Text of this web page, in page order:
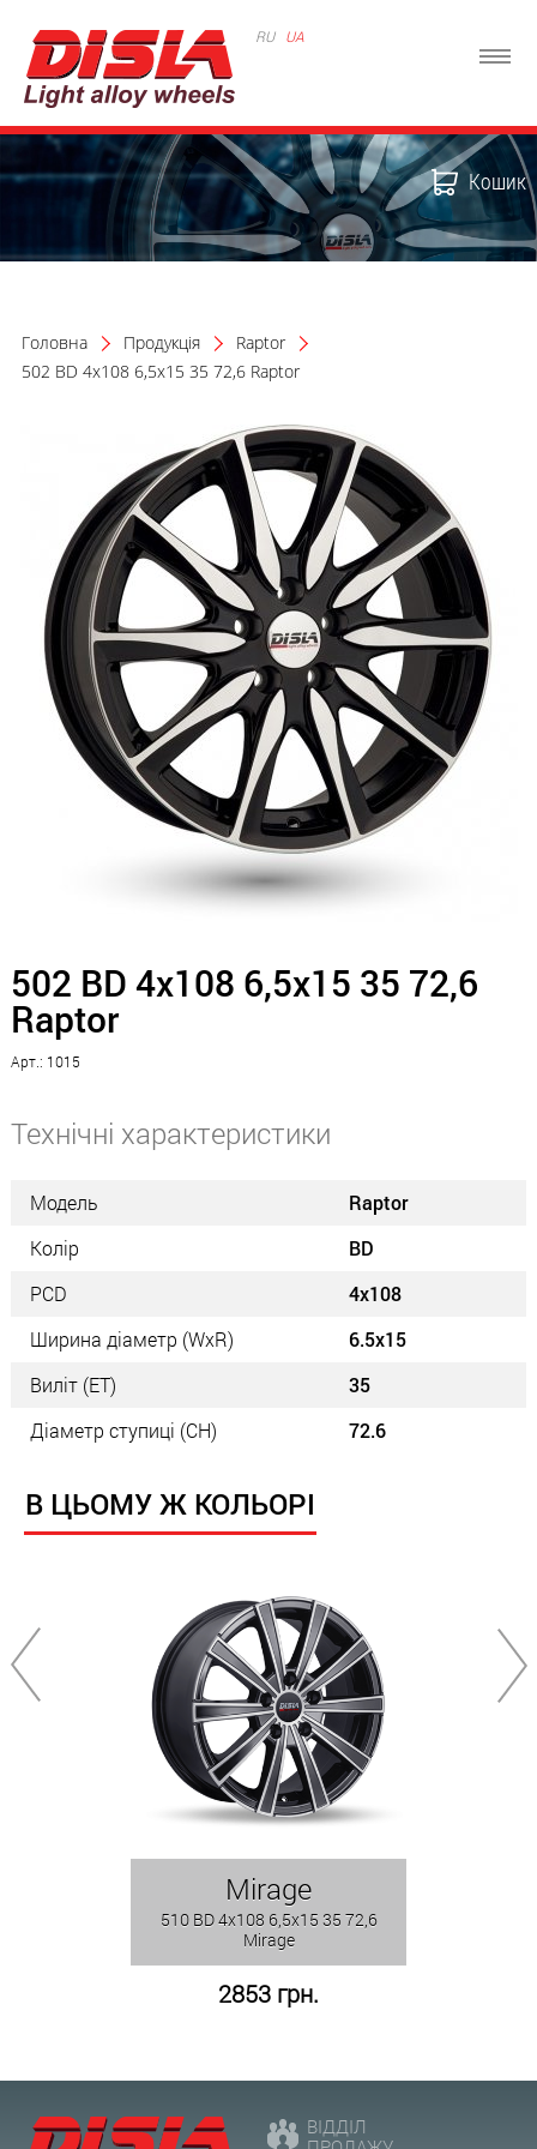
RU UA
Кошик
Головна Продукція
Raptor
502 BD 4x108 6,5x15 35 72,6 Raptor
502 BD 4x108 6,5x15 35 72,6
Raptor
Арт.: 1015
Технічні характеристики
Модель
Raptor
Колір
BD
PCD
4x108
Ширина діаметр (WxR)
6.5x15
Виліт (ET)
35
Діаметр ступиці (СН)
72.6
В ЦЬОМУ Ж КОЛЬОРІ
Mirage
510 BD 4x108 6,5x15 35 72,6
Mirage
2853 грн.
ВІДДІЛ